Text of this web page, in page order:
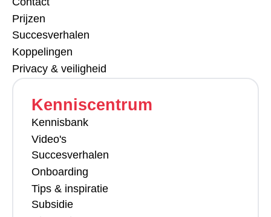
Prijzen
Succesverhalen
Koppelingen
Privacy & veiligheid
Kenniscentrum
Kennisbank
Video's
Succesverhalen
Onboarding
Tips & inspiratie
Subsidie